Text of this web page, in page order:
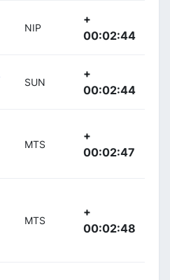
NIP
+
00:02:44
SUN
+
00:02:44
MTS
+
00:02:47
MTS
+
00:02:48